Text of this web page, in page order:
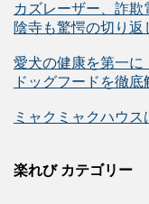
カズレーザー、詐
陰寺も驚愕の切り返
愛犬の健康を第一に
ドッグフードを徹底
ミャクミャクハウ
楽れび カテゴリー